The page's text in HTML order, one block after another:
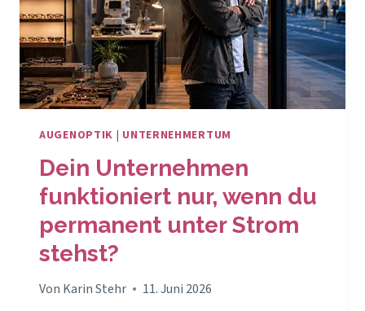
AUGENOPTIK | UNTERNEHMERTUM
Dein Unternehmen
funktioniert nur, wenn du
permanent unter Strom
stehst?
Von Karin Stehr 11. Juni 2026